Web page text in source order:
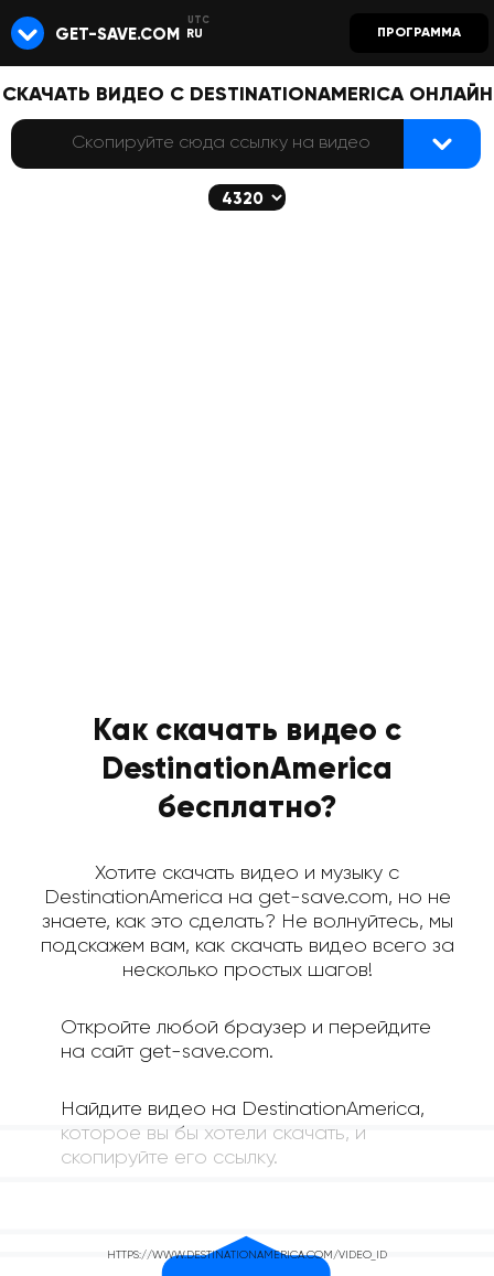
GET-SAVE.COM RU ПРОГРАММА
СКАЧАТЬ ВИДЕО С DESTINATIONAMERICA ОНЛАЙН
Как скачать видео с
DestinationAmerica
бесплатно?
Хотите скачать видео и музыку с
DestinationAmerica на get-save.com, но не
знаете, как это сделать? Не волнуйтесь, мы
подскажем вам, как скачать видео всего за
несколько простых шагов!
Откройте любой браузер и перейдите
на сайт get-save.com.
Найдите видео на DestinationAmerica,
которое вы бы хотели скачать, и
скопируйте его ссылку.